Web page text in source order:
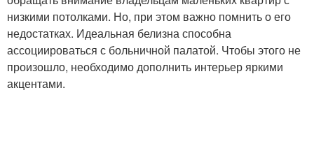
низкими потолками. Но, при этом важно помнить о его
недостатках. Идеальная белизна способна
ассоциироваться с больничной палатой. Чтобы этого не
произошло, необходимо дополнить интерьер яркими
акцентами.